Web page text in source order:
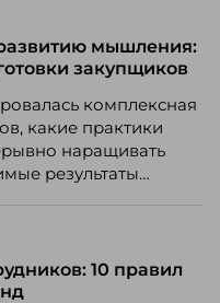
стандартные
самых талантливых
потенциал ещё до
по
формированию
мышления:
закупщиков
комплексная
какие практики
наращивать
результаты
изоляция»
10 правил